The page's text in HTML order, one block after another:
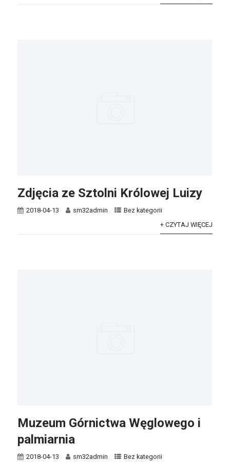
Zdjęcia ze Sztolni Królowej Luizy
2018-04-13 sm32admin
Bez kategorii
+ CZYTAJ WIĘCEJ
Muzeum Górnictwa Węglowego i
palmiarnia
2018-04-13 sm32admin Bez kategorii